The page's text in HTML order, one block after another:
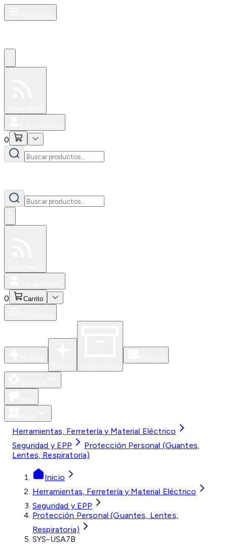
0
0 Carrito
Herramientas, Ferretería y Material Eléctrico
Seguridad y EPP
Protección Personal (Guantes,
Lentes, Respiratoria)
Inicio
Herramientas, Ferretería y Material Eléctrico
Seguridad y EPP
Protección Personal (Guantes, Lentes,
Respiratoria)
SYS-USA7B